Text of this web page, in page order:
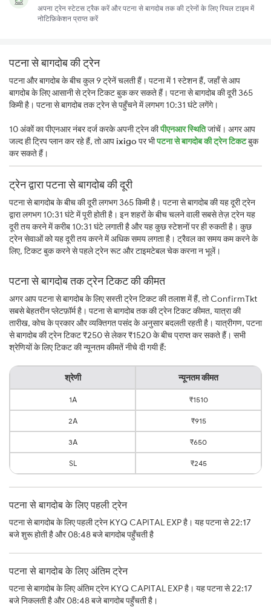
अपना ट्रेन स्टेटस ट्रैक करें और पटना से बागदोब तक की ट्रेनों के लिए रियल टाइम में
नोटिफ़िकेशन प्राप्त करें
पटना से बागदोब की ट्रेन
पटना और बागदोब के बीच कुल 9 ट्रेनें चलती हैं। पटना में 1 स्टेशन हैं, जहाँ से आप
बागदोब के लिए आसानी से ट्रेन टिकट बुक कर सकते हैं। पटना से बागदोब की दूरी 365
किमी है। पटना से बागदोब तक ट्रेन से पहुँचने में लगभग 10:31 घंटे लगेंगे।
10 अंकों का पीएनआर नंबर दर्ज करके अपनी ट्रेन कीपीएनआर स्थितिजांचें। अगर आप
जल्द ही ट्रिप प्लान कर रहे हैं, तो आपixigoपर भीपटना से बागदोब की ट्रेन टिकटबुक
कर सकते हैं।
ट्रेन द्वारा पटना से बागदोब की दूरी
पटना से बागदोब के बीच की दूरी लगभग 365 किमी है। पटना से बागदोब की यह दूरी ट्रेन
द्वारा लगभग 10:31 घंटे में पूरी होती है। इन शहरों के बीच चलने वाली सबसे तेज़ ट्रेन यह
दूरी तय करने में करीब 10:31 घंटे लगाती है और यह कुछ स्टेशनों पर ही रुकती है। कुछ
ट्रेन सेवाओं को यह दूरी तय करने में अधिक समय लगता है। ट्रैवल का समय कम करने के
लिए, टिकट बुक करने से पहले ट्रेन रूट और टाइमटेबल चेक करना न भूलें।
पटना से बागदोब तक ट्रेन टिकट की कीमत
अगर आप पटना से बागदोब के लिए सस्ती ट्रेन टिकट की तलाश में हैं, तो ConfirmTkt
सबसे बेहतरीन प्लेटफ़ॉर्म है। पटना से बागदोब तक की ट्रेन टिकट कीमत, यात्रा की
तारीख, कोच के प्रकार और व्यक्तिगत पसंद के अनुसार बदलती रहती है। यात्रीगण, पटना
से बागदोब की ट्रेन टिकट ₹250 से लेकर ₹1520 के बीच प्राप्त कर सकते हैं। सभी
श्रेणियों के लिए टिकट की न्यूनतम कीमतें नीचे दी गयी हैं:
श्रेणी न्यूनतम कीमत
1A ₹1510
2A ₹915
3A ₹650
SL ₹245
पटना से बागदोब के लिए पहली ट्रेन
पटना से बागदोब के लिए पहली ट्रेन KYQ CAPITAL EXP है। यह पटना से 22:17
बजे शुरू होती है और 08:48 बजे बागदोब पहुँचती है
पटना से बागदोब के लिए अंतिम ट्रेन
पटना से बागदोब के लिए अंतिम ट्रेन KYQ CAPITAL EXP है। यह पटना से 22:17
बजे निकलती है और 08:48 बजे बागदोब पहुँचती है।